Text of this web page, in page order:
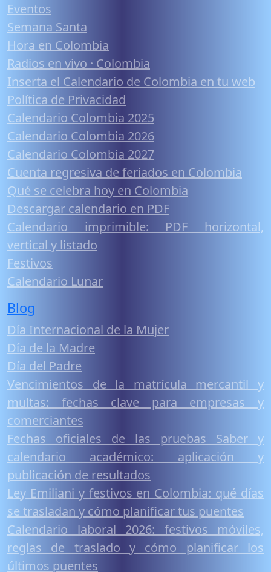
Eventos
Semana Santa
Hora en Colombia
Radios en vivo · Colombia
Inserta el Calendario de Colombia en tu web
Política de Privacidad
Calendario Colombia 2025
Calendario Colombia 2026
Calendario Colombia 2027
Cuenta regresiva de feriados en Colombia
Qué se celebra hoy en Colombia
Descargar calendario en PDF
Calendario imprimible: PDF horizontal,
vertical y listado
Festivos
Calendario Lunar
Blog
Día Internacional de la Mujer
Día de la Madre
Día del Padre
Vencimientos de la matrícula mercantil y
multas: fechas clave para empresas y
comerciantes
Fechas oficiales de las pruebas Saber y
calendario académico: aplicación y
publicación de resultados
Ley Emiliani y festivos en Colombia: qué días
se trasladan y cómo planificar tus puentes
Calendario laboral 2026: festivos móviles,
reglas de traslado y cómo planificar los
últimos puentes